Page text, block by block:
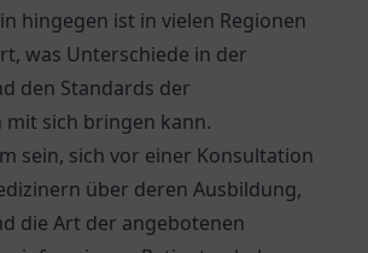
hingegen ist in vielen Regionen
was Unterschiede in der
den Standards der
sich bringen kann.
sein, sich vor einer Konsultation
über deren Ausbildung,
die Art der angebotenen